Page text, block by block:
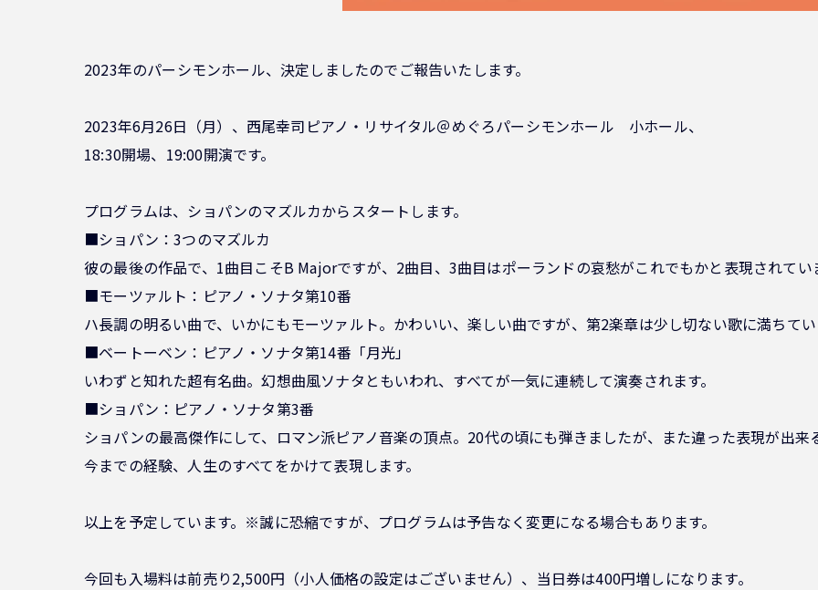
2023年のパーシモンホール、決定しましたのでご報告いたします。
2023年6月26日（月）、西尾幸司ピアノ・リサイタル＠めぐろパーシモンホール 小ホール、
18:30開場、19:00開演です。
プログラムは、ショパンのマズルカからスタートします。
■ショパン：3つのマズルカ
彼の最後の作品で、1曲目こそB Majorですが、2曲目、3曲目はポーランドの哀愁がこれでもかと表現されてい
■モーツァルト：ピアノ・ソナタ第10番
ハ長調の明るい曲で、いかにもモーツァルト。かわいい、楽しい曲ですが、第2楽章は少し切ない歌に満ちて
■ベートーベン：ピアノ・ソナタ第14番「月光」
いわずと知れた超有名曲。幻想曲風ソナタともいわれ、すべてが一気に連続して演奏されます。
■ショパン：ピアノ・ソナタ第3番
ショパンの最高傑作にして、ロマン派ピアノ音楽の頂点。20代の頃にも弾きましたが、また違った表現が出来
今までの経験、人生のすべてをかけて表現します。
以上を予定しています。※誠に恐縮ですが、プログラムは予告なく変更になる場合もあります。
今回も入場料は前売り2,500円（小人価格の設定はございません）、当日券は400円増しになります。